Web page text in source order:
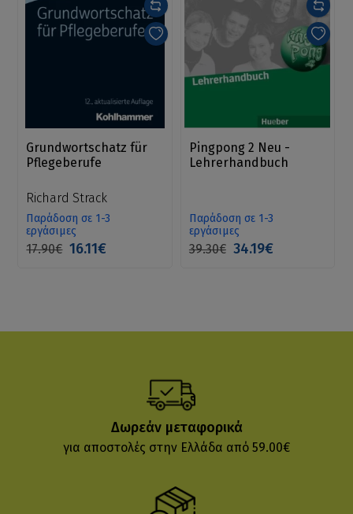
Grundwortschatz für
Pflegeberufe
Richard Strack
Παράδοση σε 1-3
εργάσιμες
17.90€ 16.11€
Pingpong 2 Neu -
Lehrerhandbuch
Παράδοση σε 1-3
εργάσιμες
39.30€ 34.19€
Δωρεάν μεταφορικά
για αποστολές στην Ελλάδα από 59.00€